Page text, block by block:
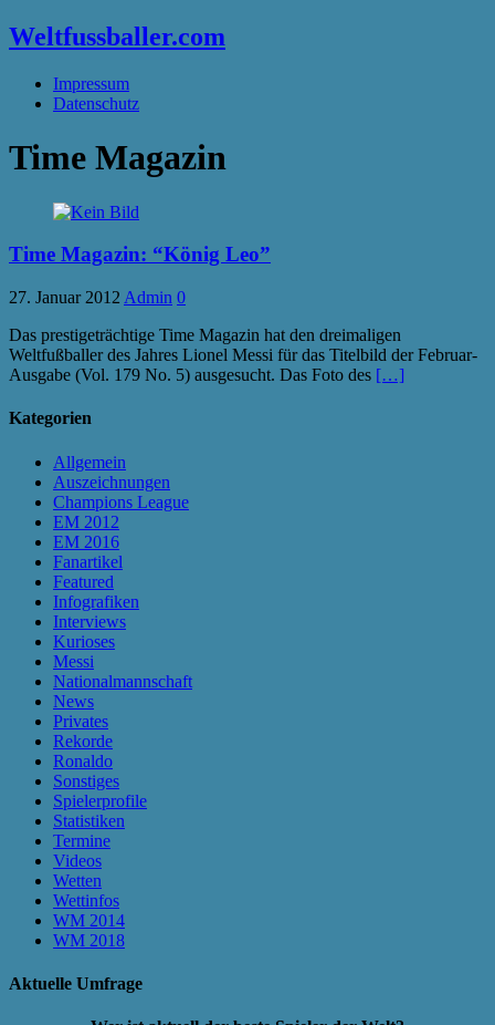
Weltfussballer.com
Impressum
Datenschutz
Time Magazin
Time Magazin: “König Leo”
27. Januar 2012 Admin 0
Das prestigeträchtige Time Magazin hat den dreimaligen
Weltfußballer des Jahres Lionel Messi für das Titelbild der Februar-
Ausgabe (Vol. 179 No. 5) ausgesucht. Das Foto des […]
Kategorien
Allgemein
Auszeichnungen
Champions League
EM 2012
EM 2016
Fanartikel
Featured
Infografiken
Interviews
Kurioses
Messi
Nationalmannschaft
News
Privates
Rekorde
Ronaldo
Sonstiges
Spielerprofile
Statistiken
Termine
Videos
Wetten
Wettinfos
WM 2014
WM 2018
Aktuelle Umfrage